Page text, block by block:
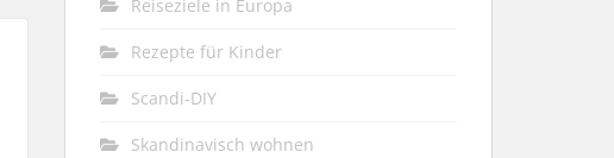
Reiseziele in Europa
Rezepte für Kinder
Scandi-DIY
Skandinavisch wohnen